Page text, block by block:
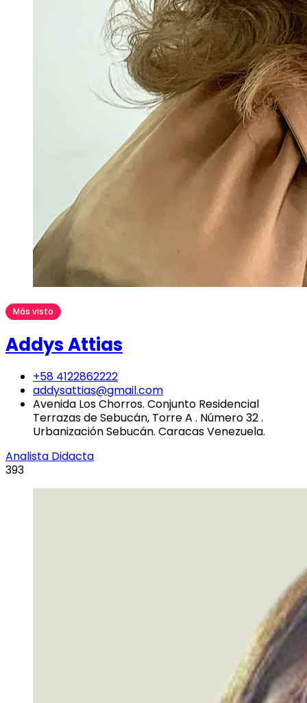
Más visto
Addys Attias
+58 4122862222
addysattias@gmail.com
Avenida Los Chorros. Conjunto Residencial
Terrazas de Sebucán, Torre A . Número 32 .
Urbanización Sebucán. Caracas Venezuela.
Analista Didacta
393